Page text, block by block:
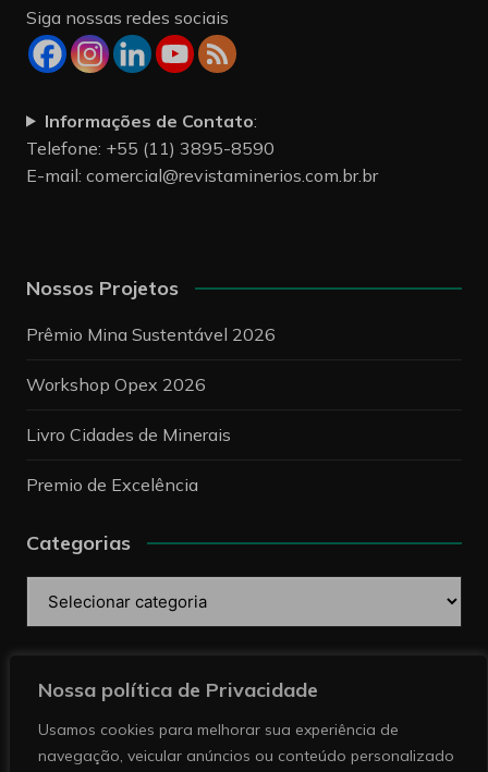
Nossa política de Privacidade
Usamos cookies para melhorar sua experiência de
navegação, veicular anúncios ou conteúdo personalizado
Siga nossas redes sociais
Informações de Contato:
Telefone: +55 (11) 3895-8590
E-mail: comercial@revistaminerios.com.br.br
Nossos Projetos
Prêmio Mina Sustentável 2026
Workshop Opex 2026
Livro Cidades de Minerais
Premio de Excelência
Categorias